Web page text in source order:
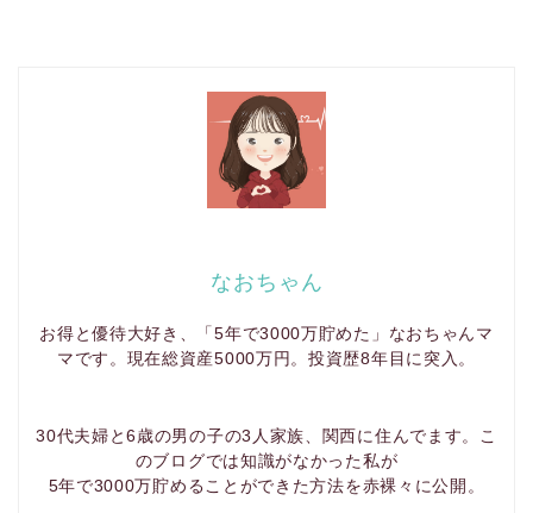
なおちゃん
お得と優待大好き、「5年で3000万貯めた」なおちゃんマ
マです。現在総資産5000万円。投資歴8年目に突入。
30代夫婦と6歳の男の子の3人家族、関西に住んでます。こ
のブログでは知識がなかった私が
5年で3000万貯めることができた方法を赤裸々に公開。